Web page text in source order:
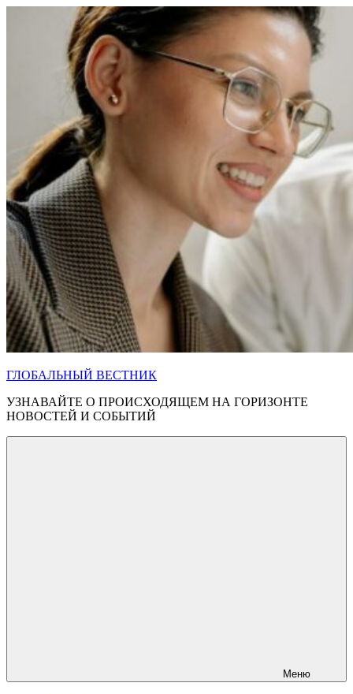
содержимому
ГЛОБАЛЬНЫЙ ВЕСТНИК
УЗНАВАЙТЕ О ПРОИСХОДЯЩЕМ НА ГОРИЗОНТЕ
НОВОСТЕЙ И СОБЫТИЙ
Меню